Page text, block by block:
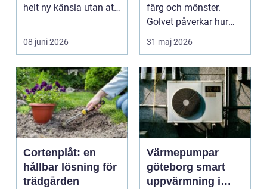
helt ny känsla utan att
08 juni 2026
färg och mönster.
Golvet påverkar hur
rummet upplevs, hur
31 maj 2026
Cortenplåt: en
hållbar lösning för
trädgården
Värmepumpar
göteborg smart
uppvärmning i